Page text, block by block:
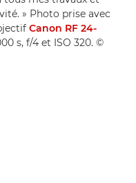
» Photo prise avec
Canon RF 24-
s, f/4 et ISO 320. ©